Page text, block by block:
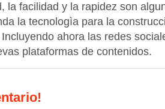
la facilidad y la rapidez son
la tecnologìa para la
ahora las redes
plataformas de contenidos.